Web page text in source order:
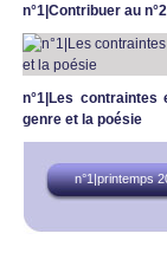
n°1|Contribuer au n°2
n°1|Les contraintes
genre et la poésie
n°1|printemps